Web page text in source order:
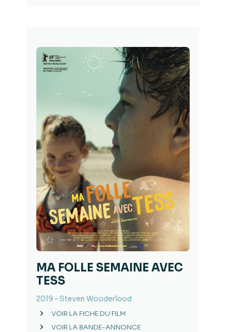
MA FOLLE SEMAINE AVEC
TESS​
2019 - Steven Wooderlood
VOIR LA FICHE DU FILM
VOIR LA BANDE-ANNONCE